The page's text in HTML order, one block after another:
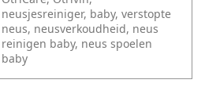
neusjesreiniger, baby, verstopte
neus, neusverkoudheid, neus
reinigen baby, neus spoelen
baby